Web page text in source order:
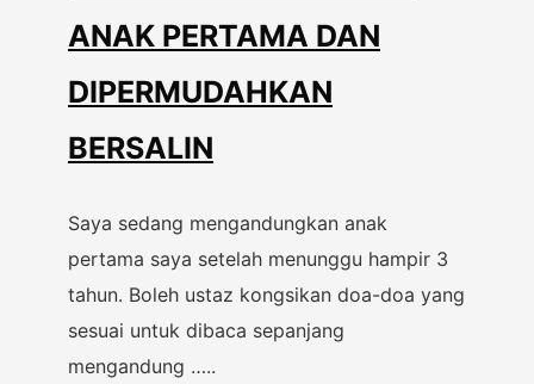
ANAK PERTAMA DAN
DIPERMUDAHKAN
BERSALIN
Saya sedang mengandungkan anak
pertama saya setelah menunggu hampir 3
tahun. Boleh ustaz kongsikan doa-doa yang
sesuai untuk dibaca sepanjang
mengandung …..